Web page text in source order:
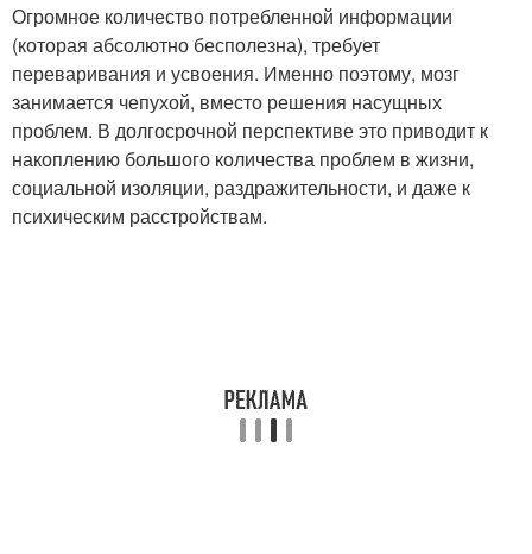
Огромное количество потребленной информации
(которая абсолютно бесполезна), требует
переваривания и усвоения. Именно поэтому, мозг
занимается чепухой, вместо решения насущных
проблем. В долгосрочной перспективе это приводит к
накоплению большого количества проблем в жизни,
социальной изоляции, раздражительности, и даже к
психическим расстройствам.